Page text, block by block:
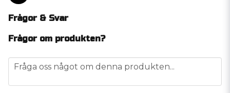
Frågor & Svar
Frågor om produkten?
question
Fråga oss något om denna produkten...